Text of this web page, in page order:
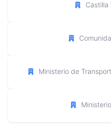
Castilla
Ministerio de